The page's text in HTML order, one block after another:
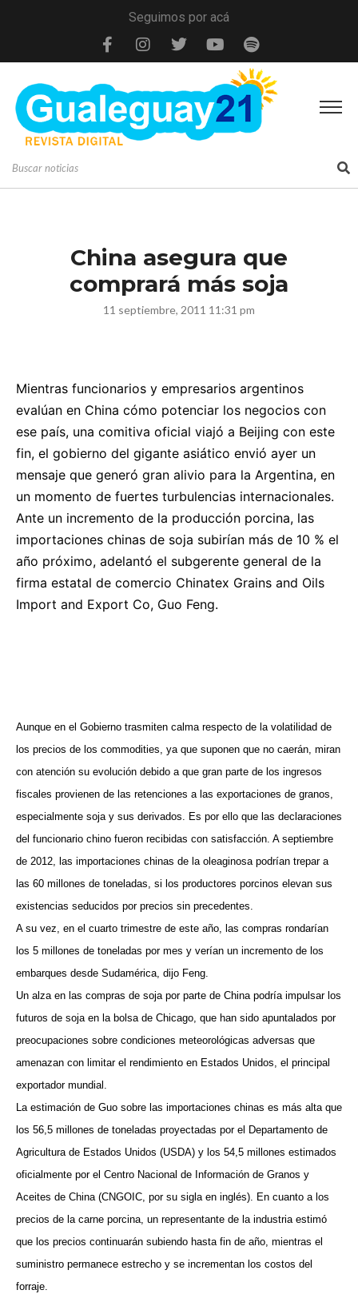
Seguimos por acá
China asegura que
comprará más soja
11 septiembre, 2011 11:31 pm
Mientras funcionarios y empresarios argentinos
evalúan en China cómo potenciar los negocios con
ese país, una comitiva oficial viajó a Beijing con este
fin, el gobierno del gigante asiático envió ayer un
mensaje que generó gran alivio para la Argentina, en
un momento de fuertes turbulencias internacionales.
Ante un incremento de la producción porcina, las
importaciones chinas de soja subirían más de 10 % el
año próximo, adelantó el subgerente general de la
firma estatal de comercio Chinatex Grains and Oils
Import and Export Co, Guo Feng.
Aunque en el Gobierno trasmiten calma respecto de la volatilidad de
los precios de los commodities, ya que suponen que no caerán, miran
con atención su evolución debido a que gran parte de los ingresos
fiscales provienen de las retenciones a las exportaciones de granos,
especialmente soja y sus derivados. Es por ello que las declaraciones
del funcionario chino fueron recibidas con satisfacción. A septiembre
de 2012, las importaciones chinas de la oleaginosa podrían trepar a
las 60 millones de toneladas, si los productores porcinos elevan sus
existencias seducidos por precios sin precedentes.
A su vez, en el cuarto trimestre de este año, las compras rondarían
los 5 millones de toneladas por mes y verían un incremento de los
embarques desde Sudamérica, dijo Feng.
Un alza en las compras de soja por parte de China podría impulsar los
futuros de soja en la bolsa de Chicago, que han sido apuntalados por
preocupaciones sobre condiciones meteorológicas adversas que
amenazan con limitar el rendimiento en Estados Unidos, el principal
exportador mundial.
La estimación de Guo sobre las importaciones chinas es más alta que
los 56,5 millones de toneladas proyectadas por el Departamento de
Agricultura de Estados Unidos (USDA) y los 54,5 millones estimados
oficialmente por el Centro Nacional de Información de Granos y
Aceites de China (CNGOIC, por su sigla en inglés). En cuanto a los
precios de la carne porcina, un representante de la industria estimó
que los precios continuarán subiendo hasta fin de año, mientras el
suministro permanece estrecho y se incrementan los costos del
forraje.